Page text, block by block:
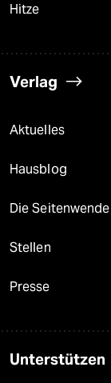
Hitze
Verlag
Aktuelles
Hausblog
Die Seitenwende
Stellen
Presse
Unterstützen